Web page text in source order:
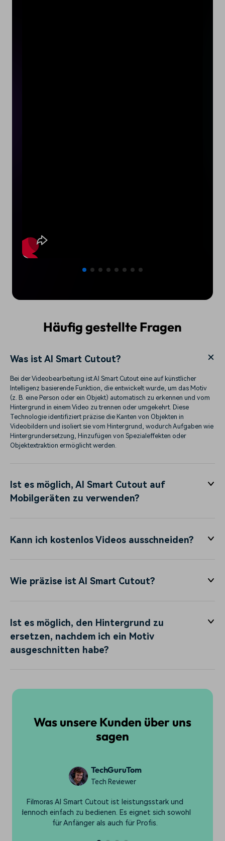
Häufig gestellte Fragen
Was ist AI Smart Cutout?
Bei der Videobearbeitung ist AI Smart Cutout eine auf künstlicher
Intelligenz basierende Funktion, die entwickelt wurde, um das Motiv
(z. B. eine Person oder ein Objekt) automatisch zu erkennen und vom
Hintergrund in einem Video zu trennen oder umgekehrt. Diese
Technologie identifiziert präzise die Kanten von Objekten in
Videobildern und isoliert sie vom Hintergrund, wodurch Aufgaben wie
Hintergrundersetzung, Hinzufügen von Spezialeffekten oder
Objektextraktion ermöglicht werden.
Ist es möglich, AI Smart Cutout auf
Mobilgeräten zu verwenden?
Kann ich kostenlos Videos ausschneiden?
Wie präzise ist AI Smart Cutout?
Ist es möglich, den Hintergrund zu
ersetzen, nachdem ich ein Motiv
ausgeschnitten habe?
Was unsere Kunden über uns
sagen
CreativeChris
YouTuber
Mit Smart Cutout von Filmora spare ich viel Zeit. Das
Pinseltool ist sehr benutzerfreundlich und die
Ergebnisse sind stets präzise.